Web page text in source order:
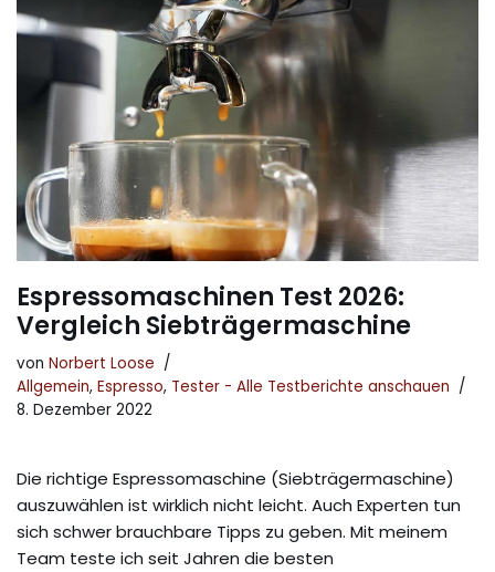
Espressomaschinen Test 2026:
Vergleich Siebträgermaschine
von Norbert Loose
Allgemein, Espresso, Tester - Alle Testberichte anschauen
8. Dezember 2022
Die richtige Espressomaschine (Siebträgermaschine)
auszuwählen ist wirklich nicht leicht. Auch Experten tun
sich schwer brauchbare Tipps zu geben. Mit meinem
Team teste ich seit Jahren die besten